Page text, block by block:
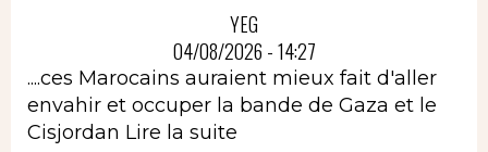
YEG
04/08/2026 - 14:27
....ces Marocains auraient mieux fait d'aller
envahir et occuper la bande de Gaza et le
Cisjordan Lire la suite